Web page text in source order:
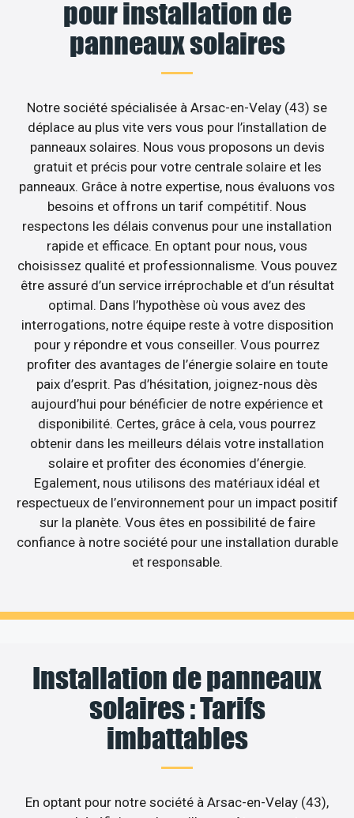
pour installation de
panneaux solaires
Notre société spécialisée à Arsac-en-Velay (43) se
déplace au plus vite vers vous pour l’installation de
panneaux solaires. Nous vous proposons un devis
gratuit et précis pour votre centrale solaire et les
panneaux. Grâce à notre expertise, nous évaluons vos
besoins et offrons un tarif compétitif. Nous
respectons les délais convenus pour une installation
rapide et efficace. En optant pour nous, vous
choisissez qualité et professionnalisme. Vous pouvez
être assuré d’un service irréprochable et d’un résultat
optimal. Dans l’hypothèse où vous avez des
interrogations, notre équipe reste à votre disposition
pour y répondre et vous conseiller. Vous pourrez
profiter des avantages de l’énergie solaire en toute
paix d’esprit. Pas d’hésitation, joignez-nous dès
aujourd’hui pour bénéficier de notre expérience et
disponibilité. Certes, grâce à cela, vous pourrez
obtenir dans les meilleurs délais votre installation
solaire et profiter des économies d’énergie.
Egalement, nous utilisons des matériaux idéal et
respectueux de l’environnement pour un impact positif
sur la planète. Vous êtes en possibilité de faire
confiance à notre société pour une installation durable
et responsable.
Installation de panneaux
solaires : Tarifs
imbattables
En optant pour notre société à Arsac-en-Velay (43),